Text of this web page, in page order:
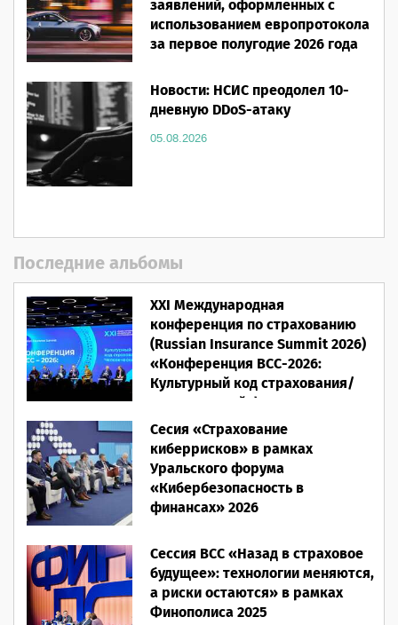
заявлений, оформленных с
использованием европротокола
за первое полугодие 2026 года
Новости: НСИС преодолел 10-
дневную DDoS-атаку
05.08.2026
Последние альбомы
XXI Международная
конференция по страхованию
(Russian Insurance Summit 2026)
«Конференция ВСС-2026:
Культурный код страхования/
Человеческий фактор»
28.05.2026
Сесия «Страхование
киберрисков» в рамках
Уральского форума
«Кибербезопасность в
финансах» 2026
Сессия ВСС «Назад в страховое
будущее»: технологии меняются,
а риски остаются» в рамках
Финополиса 2025